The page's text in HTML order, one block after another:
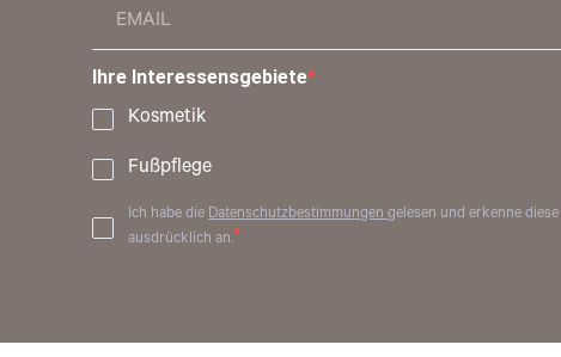
Ihre Interessensgebiete
Kosmetik
Fußpflege
Ich habe dieDatenschutzbestimmungengelesen und erkenne diese
ausdrücklich an.